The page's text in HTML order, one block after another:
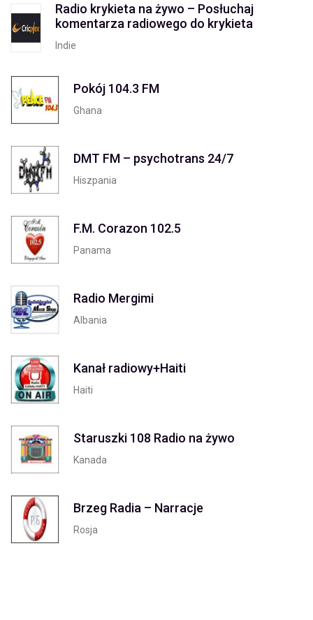
Radio krykieta na żywo – Posłuchaj
komentarza radiowego do krykieta
Indie
Pokój 104.3 FM
Ghana
DMT FM – psychotrans 24/7
Hiszpania
F.M. Corazon 102.5
Panama
Radio Mergimi
Albania
Kanał radiowy+Haiti
Haiti
Staruszki 108 Radio na żywo
Kanada
Brzeg Radia – Narracje
Rosja